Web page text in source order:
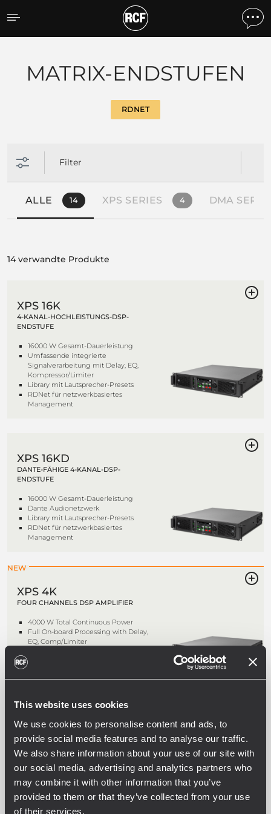
This website uses cookies
We use cookies to personalise content and ads, to
provide social media features and to analyse our traffic.
We also share information about your use of our site with
our social media, advertising and analytics partners who
may combine it with other information that you’ve
provided to them or that they’ve collected from your use
of their services.
Products by feature
MATRIX-ENDSTUFEN
RDNET
Filter
ALLE 14 XPS SERIES 4 DMA
14 verwandte Produkte
XPS 16K
4-KANAL-HOCHLEISTUNGS-DSP-
ENDSTUFE
16000 W Gesamt-Dauerleistung
Umfassende integrierte
Signalverarbeitung mit Delay, EQ,
Kompressor/Limiter
Library mit Lautsprecher-Presets
RDNet für netzwerkbasiertes
Management
XPS 16KD
DANTE-FÄHIGE 4-KANAL-DSP-
ENDSTUFE
16000 W Gesamt-Dauerleistung
Dante Audionetzwerk
Library mit Lautsprecher-Presets
RDNet für netzwerkbasiertes
Management
NEW
XPS 4K
FOUR CHANNELS DSP AMPLIFIER
4000 W Total Continuous Power
Full On-board Processing with Delay,
EQ, Comp/Limiter
FOUR CHANNELS DSP POWER
AMPLIFIER WITH DANTE
4000 W Total Continuous Power
Dante Audio Network
On-board Speaker Presets Library
RDNet Networked Management